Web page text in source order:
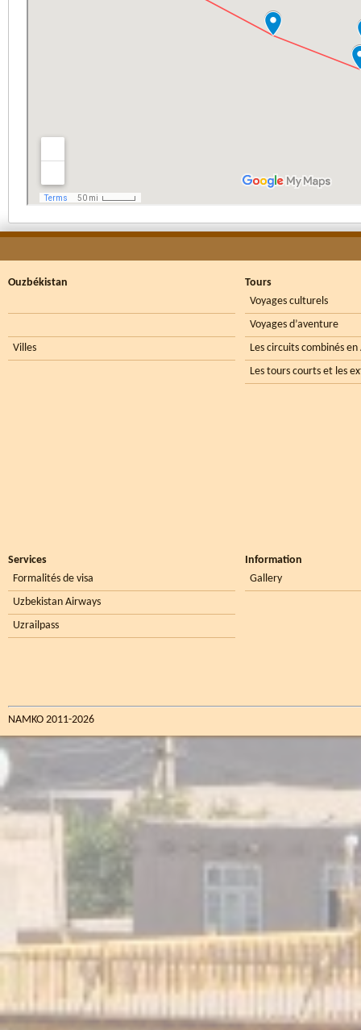
Ouzbékistan
Villes
Tours
Voyages culturels
Voyages d’aventure
Les circuits combinés
Les tours courts et les
Services
Formalités de visa
Uzbekistan Airways
Uzrailpass
Information
Gallery
NAMKO 2011-2026